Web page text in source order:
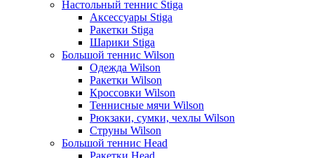
Настольный теннис Stiga
Аксессуары Stiga
Ракетки Stiga
Шарики Stiga
Большой теннис Wilson
Одежда Wilson
Ракетки Wilson
Кроссовки Wilson
Теннисные мячи Wilson
Рюкзаки, сумки, чехлы Wilson
Струны Wilson
Большой теннис Head